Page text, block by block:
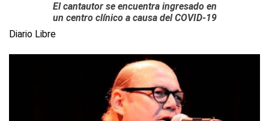
El cantautor se encuentra ingresado en
un centro clínico a causa del COVID-19
Diario Libre